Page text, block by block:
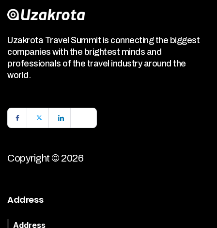
Uzakrota Travel Summit is connecting the biggest
companies with the brightest minds and
professionals of the travel industry around the
world.
Copyright © 2026
Address
Address